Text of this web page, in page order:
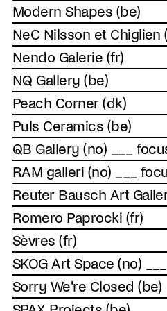
Modern Shapes (be)
NeC Nilsson et Chiglien
Nendo Galerie (fr)
NQ Gallery (be)
Peach Corner (dk)
Puls Ceramics (be)
QB Gallery (no) ___
RAM galleri (no) ___
Reuter Bausch Art
Romero Paprocki (fr)
Sèvres (fr)
SKOG Art Space (no)
Sorry We're Closed (be)